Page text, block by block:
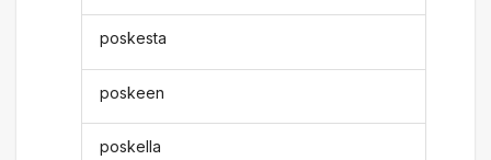
poskesta
poskeen
poskella